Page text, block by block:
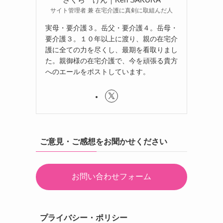
サイト管理者 兼 在宅介護に真剣に取組んだ人
実母・要介護３。岳父・要介護４。岳母・
要介護３。１０年以上に渡り、親の在宅介
護に全ての力を尽くし、最期を看取りまし
た。親御様の在宅介護で、今を頑張る貴方
へのエールをポストしています。
ご意見・ご感想をお聞かせください
お問い合わせフォーム
プライバシー・ポリシー